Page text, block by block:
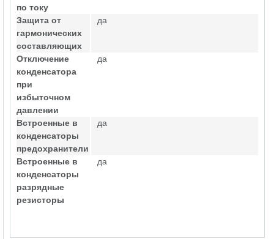
по току
Защита от
гармонических
составляющих
да
Отключение
конденсатора
при
избыточном
давлении
да
Встроенные в
конденсаторы
предохранители
да
Встроенные в
конденсаторы
разрядные
резисторы
да